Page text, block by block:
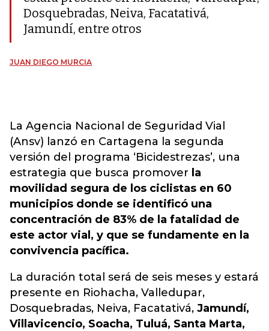
Dosquebradas, Neiva, Facatativá,
Jamundí, entre otros
JUAN DIEGO MURCIA
La Agencia Nacional de Seguridad Vial
(Ansv) lanzó en Cartagena la segunda
versión del programa ‘Bicidestrezas’, una
estrategia que busca promover la
movilidad segura de los ciclistas en 60
municipios donde se identificó una
concentración de 83% de la fatalidad de
este actor vial, y que se fundamente en la
convivencia pacífica.
La duración total será de seis meses y estará
presente en Riohacha, Valledupar,
Dosquebradas, Neiva, Facatativá, Jamundí,
Villavicencio, Soacha, Tuluá, Santa Marta,